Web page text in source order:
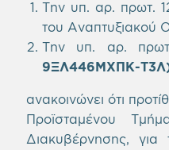
Την υπ. αρ. πρωτ.
του Αναπτυξιακού
Την υπ. αρ.
9ΞΛ446ΜΧΠΚ-
ανακοινώνει ότι
Προϊσταμένου
Διακυβέρνησης,